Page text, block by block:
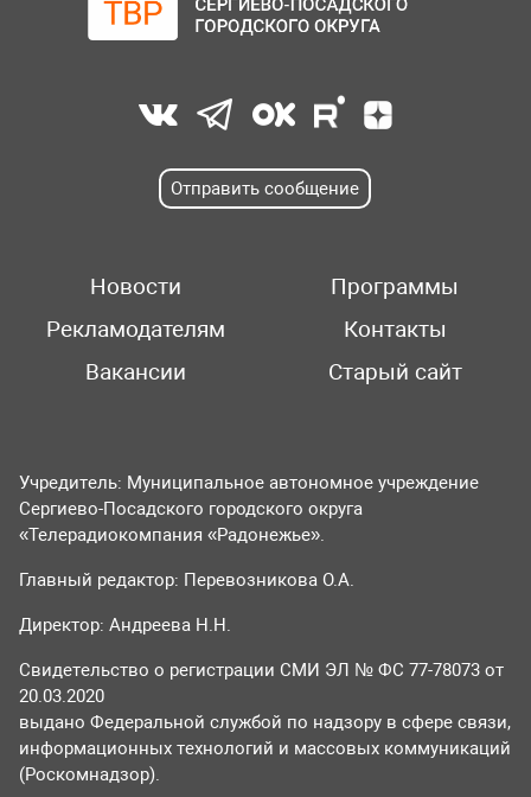
Отправить сообщение
Новости
Программы
Рекламодателям
Контакты
Вакансии
Старый сайт
Учредитель: Муниципальное автономное учреждение
Сергиево-Посадского городского округа
«Телерадиокомпания «Радонежье».
Главный редактор: Перевозникова О.А.
Директор: Андреева Н.Н.
Свидетельство о регистрации СМИ ЭЛ № ФС 77-78073 от
20.03.2020
выдано Федеральной службой по надзору в сфере связи,
информационных технологий и массовых коммуникаций
(Роскомнадзор).